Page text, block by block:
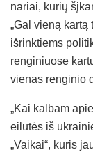
nariai, kurių
„Gal vieną
išrinktiems
renginiuose
vienas renginio
„Kai kalbam
eilutės iš
„Vaikai“, kuris